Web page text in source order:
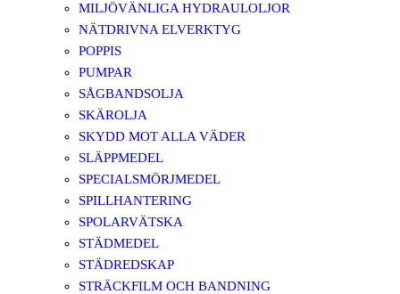
MILJÖVÄNLIGA HYDRAULOLJOR
NÄTDRIVNA ELVERKTYG
POPPIS
PUMPAR
SÅGBANDSOLJA
SKÄROLJA
SKYDD MOT ALLA VÄDER
SLÄPPMEDEL
SPECIALSMÖRJMEDEL
SPILLHANTERING
SPOLARVÄTSKA
STÄDMEDEL
STÄDREDSKAP
STRÄCKFILM OCH BANDNING